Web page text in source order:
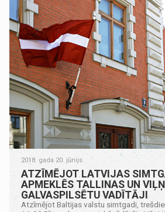
2018. gada 20. jūnijs
ATZĪMĒJOT LATVIJAS
APMEKLĒS TALLINAS UN
GALVASPILSĒTU VADĪTĀJI
Atzīmējot Baltijas valstu simtgadi,